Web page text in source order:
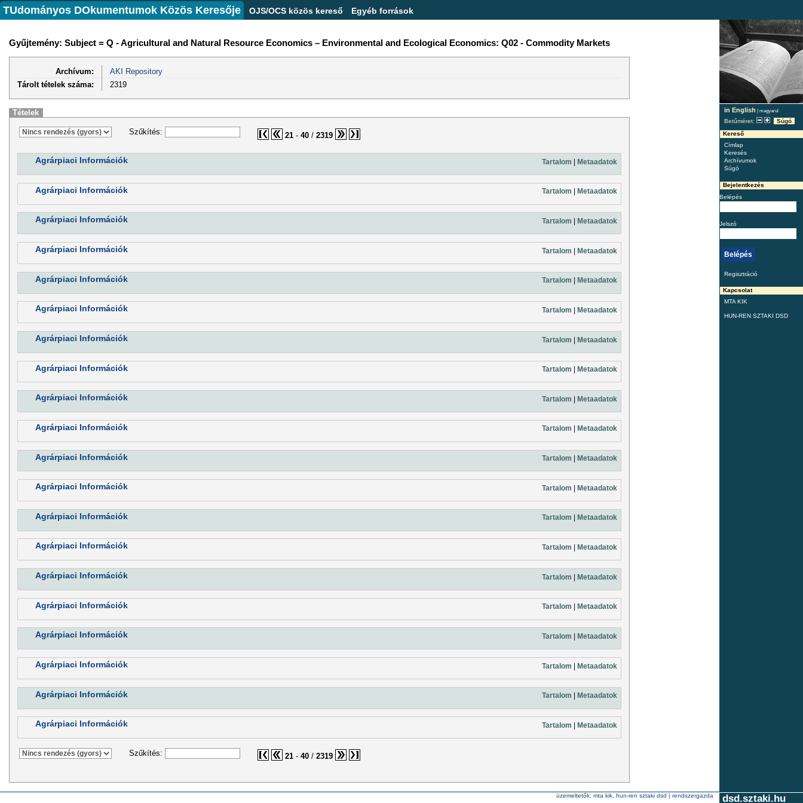
TUdományos DOkumentumok Közös Keresője OJS/OCS közös kereső Egyéb források
in English | magyarul
Betűméret:
Súgó
Kereső
Címlap
Keresés
Archívumok
Súgó
Bejelentkezés
Belépés
Jelszó
Regisztráció
Kapcsolat
MTA KIK
HUN-REN SZTAKI DSD
Gyűjtemény: Subject = Q - Agricultural and Natural Resource Economics – Environmental and Ecological Economics: Q02 - Commodity Markets
Archívum:
AKI Repository
Tárolt tételek száma:
2319
Tételek
Szűkítés: 21- 40/ 2319
Agrárpiaci Információk Tartalom | Metaadatok
Agrárpiaci Információk Tartalom Metaadatok
Agrárpiaci Információk Tartalom Metaadatok
Agrárpiaci Információk Tartalom | Metaadatok
Agrárpiaci Információk Tartalom Metaadatok
Agrárpiaci Információk Tartalom Metaadatok
Agrárpiaci Információk Tartalom | Metaadatok
Agrárpiaci Információk Tartalom Metaadatok
Agrárpiaci Információk Tartalom | Metaadatok
Agrárpiaci Információk Tartalom Metaadatok
Agrárpiaci Információk Tartalom Metaadatok
Agrárpiaci Információk Tartalom | Metaadatok
Agrárpiaci Információk Tartalom Metaadatok
Agrárpiaci Információk Tartalom Metaadatok
Agrárpiaci Információk Tartalom | Metaadatok
Agrárpiaci Információk Tartalom Metaadatok
Agrárpiaci Információk Tartalom Metaadatok
Agrárpiaci Információk Tartalom | Metaadatok
Agrárpiaci Információk Tartalom Metaadatok
Agrárpiaci Információk Tartalom | Metaadatok
Szűkítés: 21- 40/ 2319
dsd.sztaki.hu
üzemeltetők: mta kik hun-ren sztaki dsd | rendszergazda